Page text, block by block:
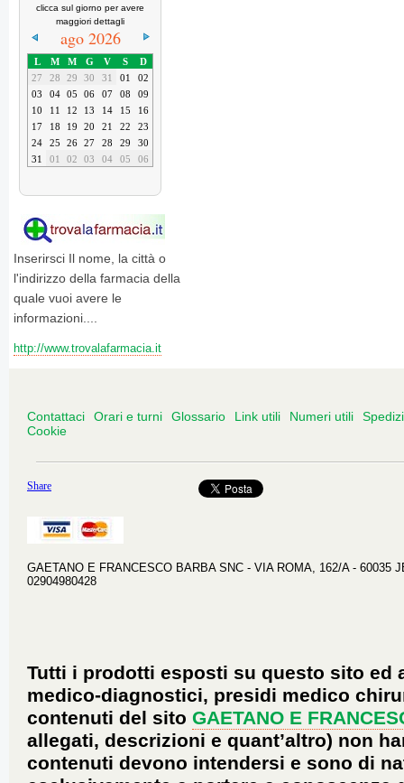
clicca sul giorno per avere
maggiori dettagli
ago 2026
L M M G V S
D
27
28 29 30 31 01
02
03
04 05 06 07 08
09
10
11 12 13 14 15
16
17
18 19 20 21 22
23
24
25 26 27 28 29
30
31
01 02 03 04 05 06
Inserirsci Il nome, la città o
l'indirizzo della farmacia della
quale vuoi avere le
informazioni....
http://www.trovalafarmacia.it
Contattaci Orari e turni Glossario Link utili Numeri utili
Cookie
Share
GAETANO E FRANCESCO BARBA SNC - VIA ROMA, 162/A - 60035
02904980428
Tutti i prodotti esposti su questo sito
medico-diagnostici, presidi medico
contenuti del sito GAETANO E
allegati, descrizioni e quant’altro) non
contenuti devono intendersi e sono di